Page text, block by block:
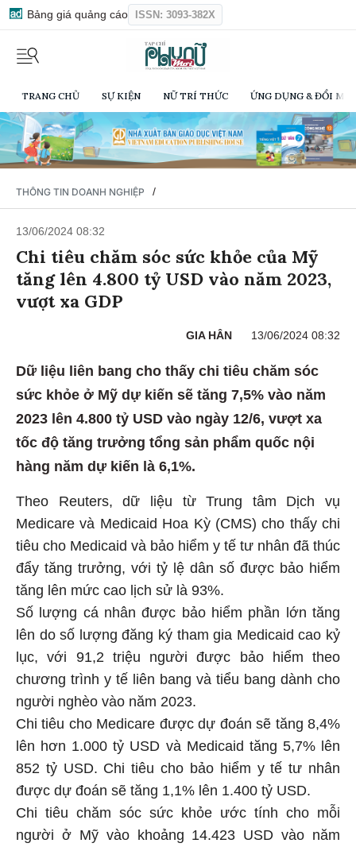
Bảng giá quảng cáo ISSN: 3093-382X
TRANG CHỦ SỰ KIỆN NỮ TRÍ THỨC ỨNG DỤNG & ĐỔI
THÔNG TIN DOANH NGHIỆP /
13/06/2024 08:32
Chi tiêu chăm sóc sức khỏe của Mỹ
tăng lên 4.800 tỷ USD vào năm 2023,
vượt xa GDP
GIA HÂN 13/06/2024 08:32
Dữ liệu liên bang cho thấy chi tiêu chăm sóc
sức khỏe ở Mỹ dự kiến sẽ tăng 7,5% vào năm
2023 lên 4.800 tỷ USD vào ngày 12/6, vượt xa
tốc độ tăng trưởng tổng sản phẩm quốc nội
hàng năm dự kiến là 6,1%.
Theo Reuters, dữ liệu từ Trung tâm Dịch vụ
Medicare và Medicaid Hoa Kỳ (CMS) cho thấy chi
tiêu cho Medicaid và bảo hiểm y tế tư nhân đã thúc
đẩy tăng trưởng, với tỷ lệ dân số được bảo hiểm
tăng lên mức cao lịch sử là 93%.
Số lượng cá nhân được bảo hiểm phần lớn tăng
lên do số lượng đăng ký tham gia Medicaid cao kỷ
lục, với 91,2 triệu người được bảo hiểm theo
chương trình y tế liên bang và tiểu bang dành cho
người nghèo vào năm 2023.
Chi tiêu cho Medicare được dự đoán sẽ tăng 8,4%
lên hơn 1.000 tỷ USD và Medicaid tăng 5,7% lên
852 tỷ USD. Chi tiêu cho bảo hiểm y tế tư nhân
được dự đoán sẽ tăng 1,1% lên 1.400 tỷ USD.
Chi tiêu chăm sóc sức khỏe ước tính cho mỗi
người ở Mỹ vào khoảng 14.423 USD vào năm